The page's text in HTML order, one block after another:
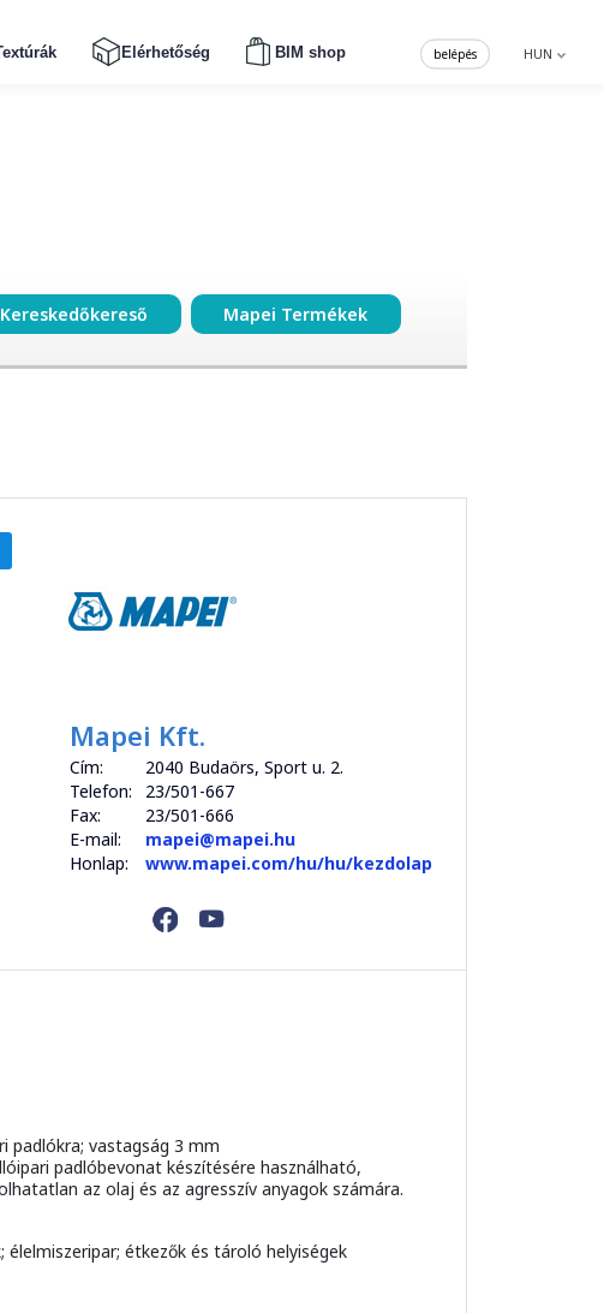
Elérhetőség BIM shop HUN
belépés
Mapei Termékek
Mapei Kft.
Cím:
2040 Budaörs, Sport u. 2.
Telefon:
23/501-667
Fax:
23/501-666
E-mail:
mapei@mapei.hu
Honlap:
www.mapei.com/hu/hu/kezdolap
padlókra; vastagság 3 mm
padlóbevonat készítésére használható,
az olaj és az agresszív anyagok számára.
étkezők és tároló helyiségek